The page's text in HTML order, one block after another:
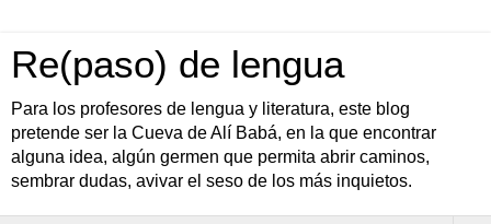
Re(paso) de lengua
Para los profesores de lengua y literatura, este blog
pretende ser la Cueva de Alí Babá, en la que encontrar
alguna idea, algún germen que permita abrir caminos,
sembrar dudas, avivar el seso de los más inquietos.